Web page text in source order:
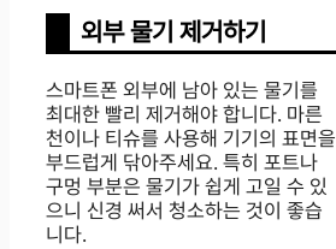
외부 물기 제거하기
스마트폰 외부에 남아 있는 물기를
최대한 빨리 제거해야 합니다. 마른
천이나 티슈를 사용해 기기의 표면을
부드럽게 닦아주세요. 특히 포트나
구멍 부분은 물기가 쉽게 고일 수 있
으니 신경 써서 청소하는 것이 좋습
니다.